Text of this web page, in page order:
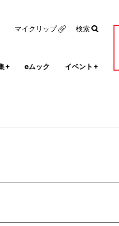
+ eムック イベント +
マイクリップ 検索